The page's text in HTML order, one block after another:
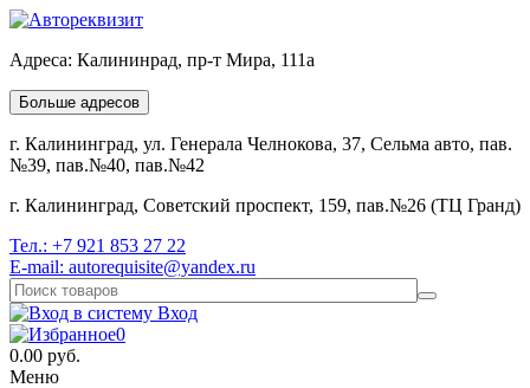
Адреса: Калининрад, пр-т Мира, 111а
Больше адресов
г. Калининград, ул. Генерала Челнокова, 37, Сельма авто, пав.
№39, пав.№40, пав.№42
г. Калининград, Советский проспект, 159, пав.№26 (ТЦ Гранд)
Тел.: +7 921 853 27 22
E-mail: autorequisite@yandex.ru
Вход
0
0.00 руб.
Меню